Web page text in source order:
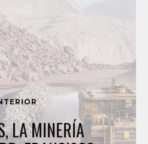
LA MINERÍA